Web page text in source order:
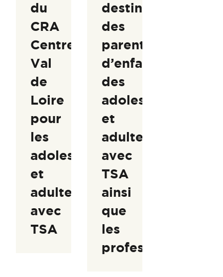
du
CRA
Centre
Val
de
Loire
pour
les
adolescents
et
adultes
avec
TSA
destination
des
parents
d’enfants,
des
adolescents
et
adultes
avec
TSA
ainsi
que
les
professionnels